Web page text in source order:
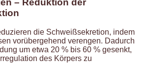
– Reduktion der
die Schweißsekretion, indem
vorübergehend verengen. Dadurch
um etwa 20 % bis 60 % gesenkt,
des Körpers zu